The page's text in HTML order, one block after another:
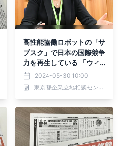
高性能協働ロボットの「サ
ブスク」で日本の国際競争
力を再生している 「ウィ
ングロボティクス株式会
社 代表取締役 馮 麗萍
氏」の取材記事を5月30日
2024-05-30 10:00
東京都企業立地相談センター